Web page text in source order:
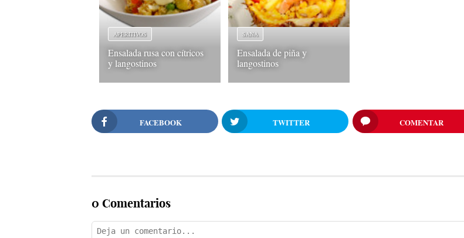
APERITIVOS
Ensalada rusa con cítricos
y langostinos
SANA
Ensalada de piña y
langostinos
FACEBOOK TWITTER COMENTAR
0 Comentarios